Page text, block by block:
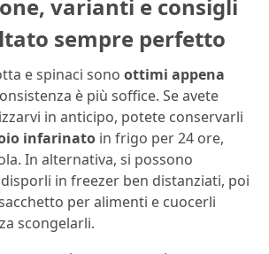
varianti e consigli
sempre perfetto
e spinaci sono ottimi appena
è più soffice. Se avete
in anticipo, potete conservarli
infarinato in frigo per 24 ore,
In alternativa, si possono
in freezer ben distanziati, poi
per alimenti e cuocerli
scongelarli.